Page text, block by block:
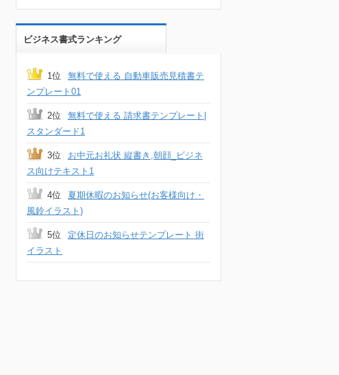
ビジネス書式ランキング
1位
無料で使える 自動車販売見積書テ
ンプレート01
2位
無料で使える 請求書テンプレート|
スタンダード1
3位
お中元お礼状 縦書き,朝顔_ビジネ
ス向けテキスト1
4位
夏期休暇のお知らせ(お客様向け・
風鈴イラスト)
5位
定休日のお知らせテンプレート 街
イラスト